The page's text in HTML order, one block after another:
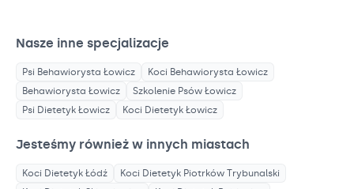
Nasze inne specjalizacje
Psi Behawiorysta Łowicz Koci Behawiorysta Łowicz
Behawiorysta Łowicz Szkolenie Psów Łowicz
Psi Dietetyk Łowicz Koci Dietetyk Łowicz
Jesteśmy również w innych miastach
Koci Dietetyk Łódź Koci Dietetyk Piotrków Trybunalski